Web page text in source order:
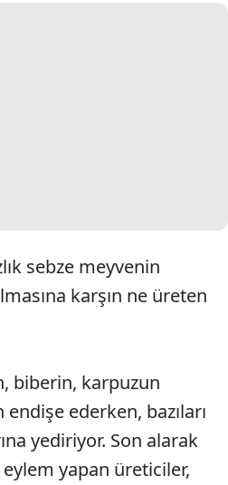
sebze meyvenin
karşın ne üreten
biberin, karpuzun
ederken, bazıları
yediriyor. Son alarak
yapan üreticiler,